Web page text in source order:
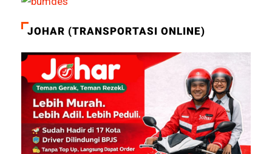
JOHAR (TRANSPORTASI ONLINE)